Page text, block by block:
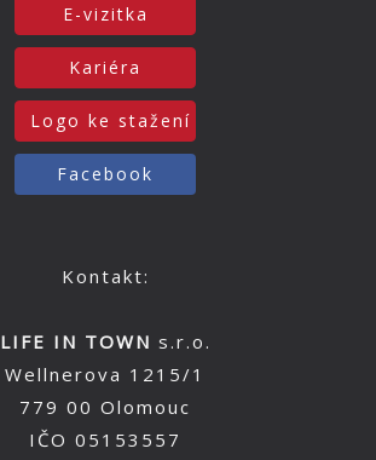
E-vizitka
Kariéra
Logo ke stažení
Facebook
Kontakt:
LIFE IN TOWN s.r.o.
Wellnerova 1215/1
779 00 Olomouc
IČO 05153557